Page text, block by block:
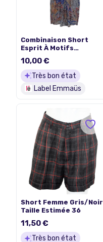
Combinaison Short
Esprit À Motifs
10,00 €
Très bon état
Label Emmaüs
Short Femme Gris/Noir
Taille Estimée 36
11,50 €
Très bon état